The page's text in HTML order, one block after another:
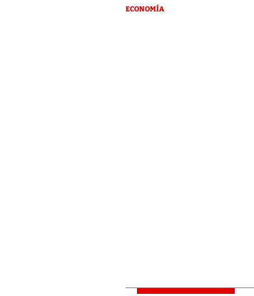
ECONOMÍA